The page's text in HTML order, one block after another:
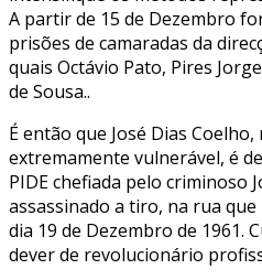
A partir de 15 de Dezembro
prisões de camaradas da
quais Octávio Pato, Pires
de Sousa..
É então que José Dias
extremamente vulnerável, é
PIDE chefiada pelo criminoso
assassinado a tiro, na rua
dia 19 de Dezembro de 1961.
dever de revolucionário